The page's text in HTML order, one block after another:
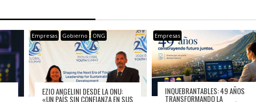
Empresas Gobierno ONG
EZIO ANGELINI DESDE LA ONU:
«UN PAÍS SIN CONFIANZA EN SUS
Empresas
INQUEBRANTABLES: 49 AÑOS
TRANSFORMANDO LA